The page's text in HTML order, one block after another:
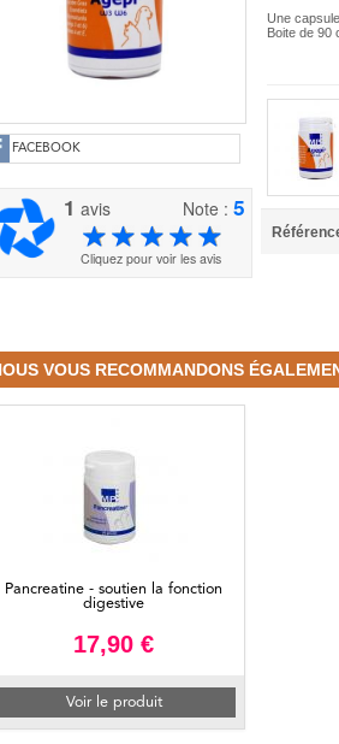
FACEBOOK
1 avis Note :5
Cliquez pour voir les avis
Une
Boite de 90
VOUS RECOMMANDONS
Pancreatine - soutien la fonction
digestive
17,90 €
Voir le produit